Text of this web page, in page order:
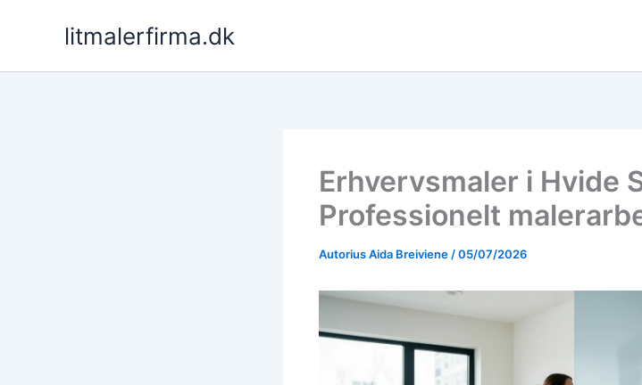
litmalerfirma.dk
Erhvervsmaler i Hvide
Professionelt
AutoriusAida Breiviene /05/07/2026